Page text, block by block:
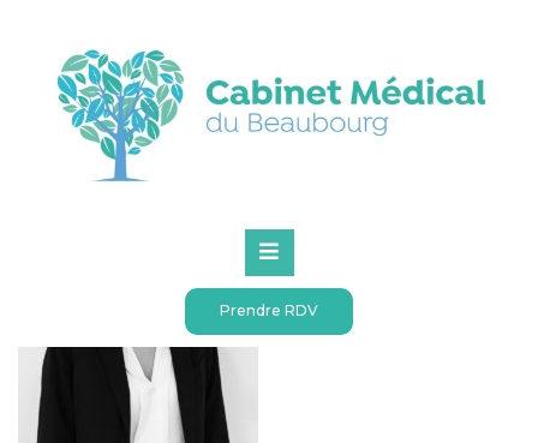
Prendre RDV
Accueil Notre équipe (bis)